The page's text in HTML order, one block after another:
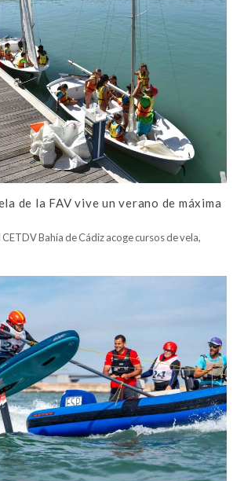
de la FAV vive un verano de máxima
CETDV Bahía de Cádiz acoge cursos de vela,